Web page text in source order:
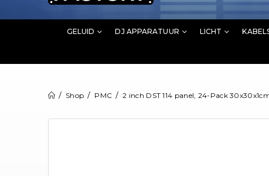
GELUID DJ APPARATUUR LICHT
Shop PMC 2 inch DST 114 panel, 24-Pack